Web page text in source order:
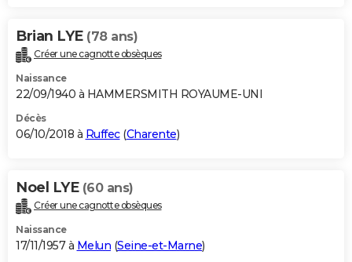
Brian LYE (78 ans)
Créer une cagnotte obsèques
Naissance
22/09/1940 à HAMMERSMITH ROYAUME-UNI
Décès
06/10/2018 à Ruffec(Charente)
Noel LYE (60 ans)
Créer une cagnotte obsèques
Naissance
17/11/1957 à Melun (Seine-et-Marne)